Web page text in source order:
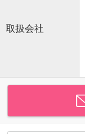
取扱会社